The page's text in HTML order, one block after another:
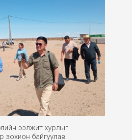
ээлжит хурлыг
зохион байгуулав.